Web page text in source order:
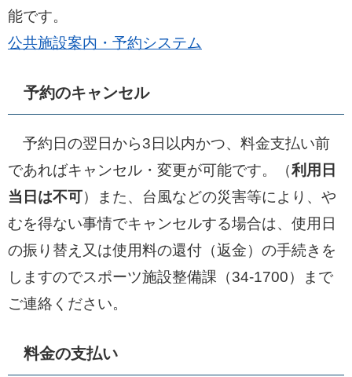
能です。
公共施設案内・予約システム
予約のキャンセル
予約日の翌日から3日以内かつ、料金支払い前
であればキャンセル・変更が可能です。（利用日
当日は不可）また、台風などの災害等により、や
むを得ない事情でキャンセルする場合は、使用日
の振り替え又は使用料の還付（返金）の手続きを
しますのでスポーツ施設整備課（34-1700）まで
ご連絡ください。
料金の支払い